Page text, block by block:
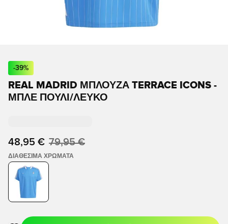
-39%
REAL MADRID ΜΠΛΟΥΖΑ TERRACE ICONS -
ΜΠΛΕ ΠΟΥΛΊ/ΛΕΥΚΌ
48,95 € 79,95 €
ΔΙΑΘΈΣΙΜΑ ΧΡΏΜΑΤΑ